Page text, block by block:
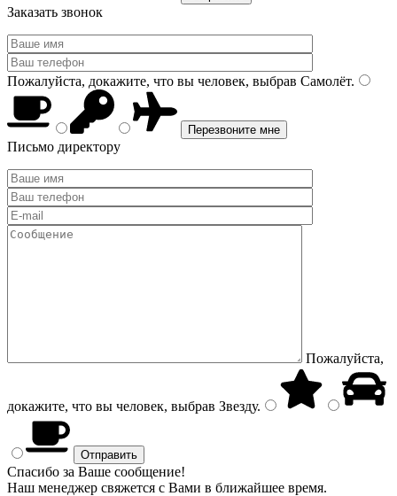
Заказать звонок
Пожалуйста, докажите, что вы человек, выбрав Самолёт.
Письмо директору
Пожалуйста,
докажите, что вы человек, выбрав Звезду.
Спасибо за Ваше сообщение!
Наш менеджер свяжется с Вами в ближайшее время.